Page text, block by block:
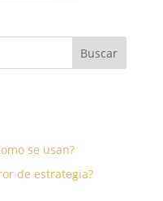
se usan?
de estrategia?